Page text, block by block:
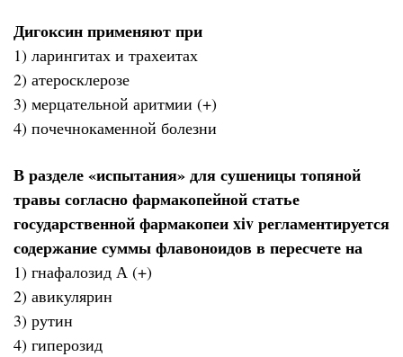
Дигоксин применяют при
1) ларингитах и трахеитах
2) атеросклерозе
3) мерцательной аритмии (+)
4) почечнокаменной болезни
В разделе «испытания» для сушеницы топяной
травы согласно фармакопейной статье
государственной фармакопеи xiv регламентируется
содержание суммы флавоноидов в пересчете на
1) гнафалозид А (+)
2) авикулярин
3) рутин
4) гиперозид